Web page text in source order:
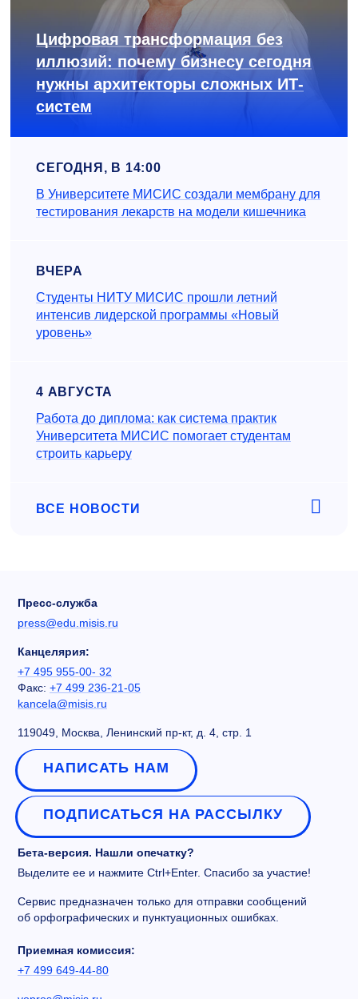
Цифровая трансформация без
иллюзий: почему бизнесу сегодня
нужны архитекторы сложных ИТ-
систем
СЕГОДНЯ, В 14:00
В Университете МИСИС создали мембрану для
тестирования лекарств на модели кишечника
ВЧЕРА
Студенты НИТУ МИСИС прошли летний
интенсив лидерской программы «Новый
уровень»
4 АВГУСТА
Работа до диплома: как система практик
Университета МИСИС помогает студентам
строить карьеру
ВСЕ НОВОСТИ
Пресс-служба
press@edu.misis.ru
Канцелярия:
+7 495 955-00- 32
Факс: +7 499 236-21-05
kancela@misis.ru
119049, Москва, Ленинский пр-кт, д. 4, стр. 1
НАПИСАТЬ НАМ
ПОДПИСАТЬСЯ НА РАССЫЛКУ
Бета-версия. Нашли опечатку?
Выделите ее и нажмите Ctrl+Enter. Спасибо за участие!
Сервис предназначен только для отправки сообщений
об орфографических и пунктуационных ошибках.
Приемная комиссия:
+7 499 649-44-80